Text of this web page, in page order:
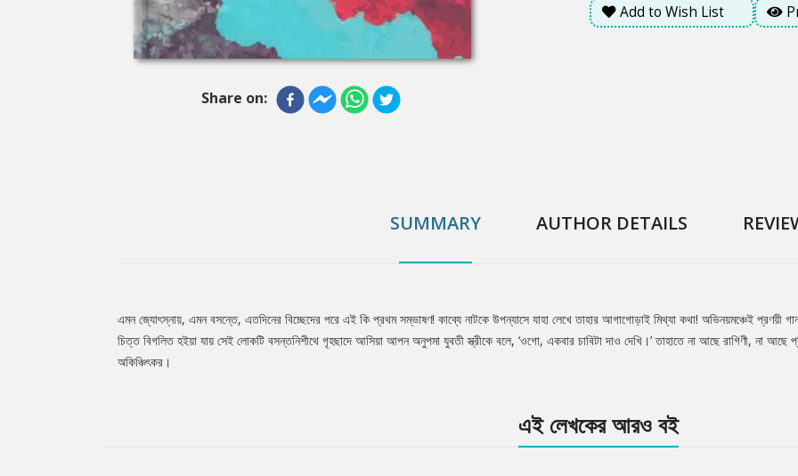
Share on:
Add to Wish List
SUMMARY AUTHOR DETAILS
Tab
এমন জ্যোৎস্নায়, এমন বসন্তে, এতদিনের বিচ্ছেদের পরে এই কি প্রথম সম্ভাষণ! কাব্যে নাটকে উপন্যাসে যাহা লেখে তাহার আগাগোড়াই মিথ্যা কথা! অভিনয়মঞ্চেই প্রণয়ী
চিত্ত বিগলিত হইয়া যায় সেই লোকটি বসন্তনিশীথে গৃহছাদে আসিয়া আপন অনুপমা যুবতী স্ত্রীকে বলে, ‘ওগো, একবার চাবিটা দাও দেখি।’ তাহাতে না আছে রাগিণী, না
অকিঞ্চিৎকর।
এই লেখকের আরও বই